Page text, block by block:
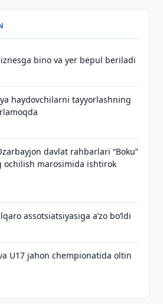
bino va yer bepul beriladi
haydovchilarni tayyorlashning
davlat rahbarlari “Boku”
ochilish marosimida ishtirok
assotsiatsiyasiga aʼzo bo‘ldi
U17 jahon chempionatida oltin